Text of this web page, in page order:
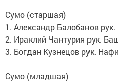
Сумо (старшая)
1. Александр Балобанов
2. Ираклий Чантурия рук.
3. Богдан Кузнецов рук.
Сумо (младшая)